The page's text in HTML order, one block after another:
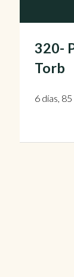
320-
Torb
6 días,